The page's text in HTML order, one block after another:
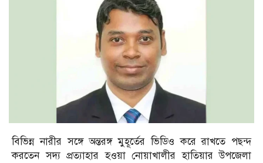
বিভিন্ন নারীর সঙ্গে অন্তরঙ্গ মুহূর্তের ভিডিও করে রাখতে পছন্দ
করতেন সদ্য প্রত্যাহার হওয়া নোয়াখালীর হাতিয়ার উপজেলা